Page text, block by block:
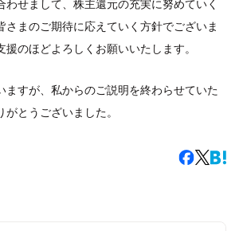
わせまして、株主還元の充実に努めていく
さまのご期待に応えていく方針でございま
のほどよろしくお願いいたします。
ますが、私からのご説明を終わらせていた
とうございました。